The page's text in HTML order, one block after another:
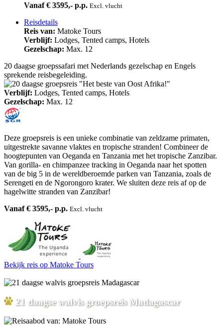
Vanaf € 3595,- p.p. Excl. vlucht
Reisdetails
Reis van: Matoke Tours
Verblijf: Lodges, Tented camps, Hotels
Gezelschap: Max. 12
20 daagse groepssafari met Nederlands gezelschap en Engels
sprekende reisbegeleiding.
Verblijf: Lodges, Tented camps, Hotels
Gezelschap: Max. 12
Deze groepsreis is een unieke combinatie van zeldzame primaten,
uitgestrekte savanne vlaktes en tropische stranden! Combineer de
hoogtepunten van Oeganda en Tanzania met het tropische Zanzibar.
Van gorilla- en chimpanzee tracking in Oeganda naar het spotten
van de big 5 in de wereldberoemde parken van Tanzania, zoals de
Serengeti en de Ngorongoro krater. We sluiten deze reis af op de
hagelwitte stranden van Zanzibar!
Vanaf € 3595,- p.p. Excl. vlucht
Bekijk reis op Matoke Tours
21 daagse walvis groepsreis Madagascar